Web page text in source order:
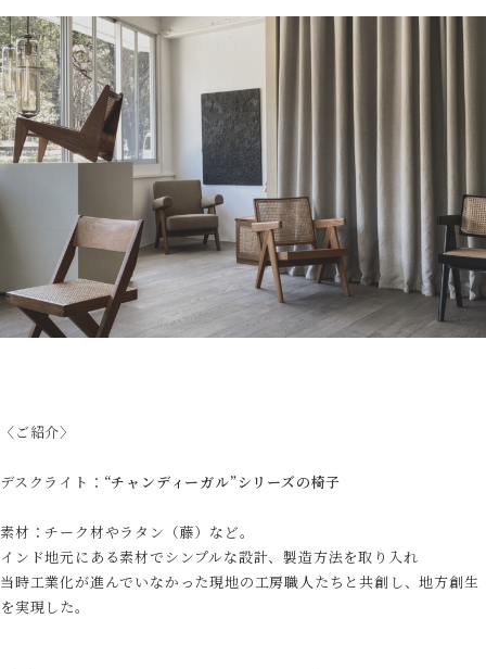
〈ご紹介〉
デスクライト： “チャンディーガル”シリーズの椅子
素材：チーク材やラタン（藤）など。
インド地元にある素材でシンプルな設計、製造方法を取り入れ
当時工業化が進んでいなかった現地の工房職人たちと共創し、地方創生
を実現した。